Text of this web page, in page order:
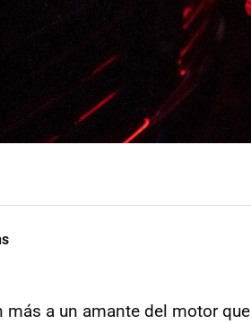
a un amante del motor que